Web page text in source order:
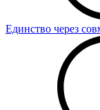
Единство через